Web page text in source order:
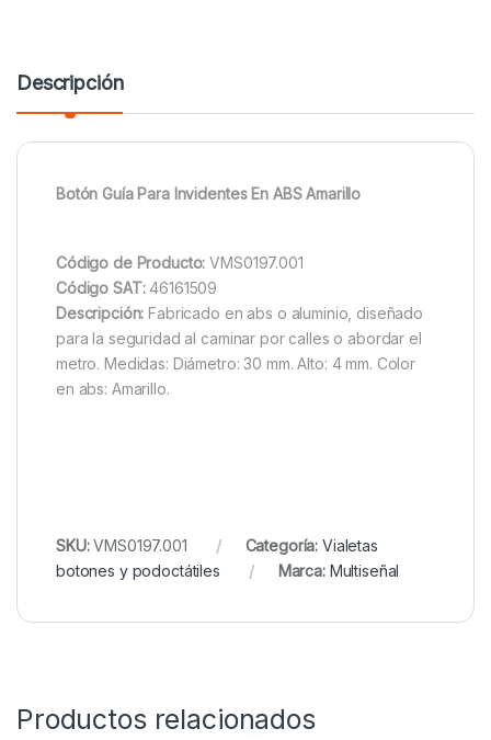
Descripción
Botón Guía Para Invidentes En ABS Amarillo
Código de Producto: VMS0197.001
Código SAT:46161509
Descripción: Fabricado en abs o aluminio, diseñado
para la seguridad al caminar por calles o abordar el
metro. Medidas: Diámetro: 30 mm. Alto: 4 mm. Color
en abs: Amarillo.
SKU:VMS0197.001 Categoría: Vialetas
botones y podoctátiles
Marca: Multiseñal
Productos relacionados